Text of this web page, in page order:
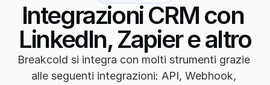
Integrazioni CRM con
LinkedIn, Zapier e altro
Breakcold si integra con molti strumenti grazie
alle seguenti integrazioni: API, Webhook,